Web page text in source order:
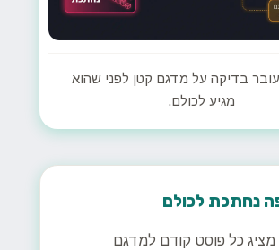
בדיקה על מדגם קטן לפני שהוא
מגיע לכולם.
נחתכת לכולם
מציג כל פוסט קודם למדגם